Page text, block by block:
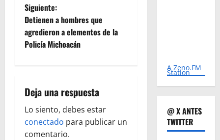
e
g
c
i
ó
Siguiente:
Detienen a hombres que
agredieron a elementos de la
Policía Michoacán
Deja una respuesta
Lo siento, debes estar
conectado para publicar un
comentario.
A Zeno.FM
Station
@ X ANTES
TWITTER